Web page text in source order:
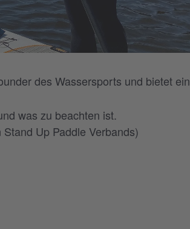
des Wassersports und bietet ein
was zu beachten ist.
Up Paddle Verbands)